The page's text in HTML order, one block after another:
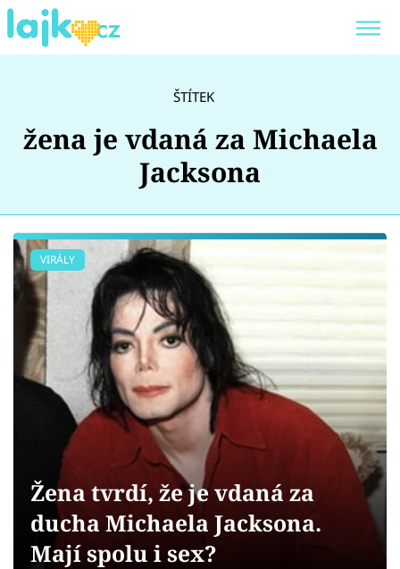
Showbyznys
Youtubeři
Virály
Sex a vztahy
Videa
Sledujte prima+
Přihlášení
ŠTÍTEK
žena je vdaná za Michaela
Jacksona
VIRÁLY
Žena tvrdí, že je vdaná za
ducha Michaela Jacksona.
Mají spolu i sex?